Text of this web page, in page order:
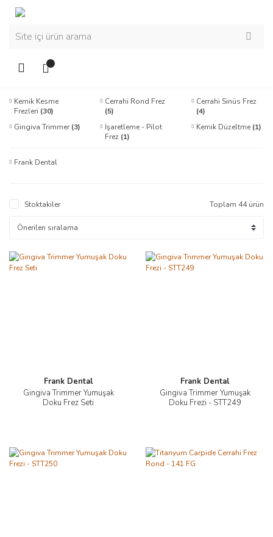
Kemik Kesme
Frezleri (30)
Cerrahi Rond Frez
(5)
Cerrahi Sinüs Frez
(4)
Gingiva Trimmer(3)
İşaretleme - Pilot
Frez (1)
Kemik Düzeltme (1)
Frank Dental
Stoktakiler Toplam 44 ürün
Frank Dental
Gingiva Trimmer Yumuşak
Doku Frez Seti
Frank Dental
Gingiva Trimmer Yumuşak
Doku Frezi - STT249